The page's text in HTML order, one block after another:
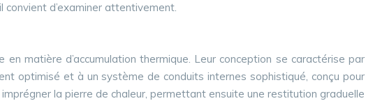
d’examiner attentivement.
matière d’accumulation thermique. Leur conception se caractérise par
optimisé et à un système de conduits internes sophistiqué, conçu pour
la pierre de chaleur, permettant ensuite une restitution graduelle